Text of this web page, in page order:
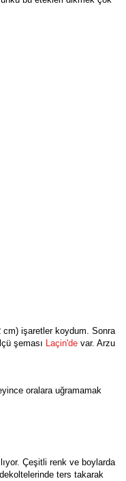
cm) işaretler koydum. Sonra
şeması Laçin'devar. Arzu
oralara uğramamak
Çeşitli renk ve boylarda
ters takarak